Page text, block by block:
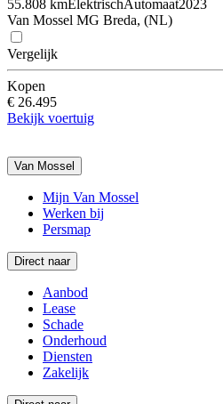
55.808 kmElektrischAutomaat2023
Van Mossel MG Breda, (NL)
Vergelijk
Kopen
€ 26.495
Bekijk voertuig
Van Mossel
Mijn Van Mossel
Werken bij
Persmap
Direct naar
Aanbod
Lease
Schade
Onderhoud
Diensten
Zakelijk